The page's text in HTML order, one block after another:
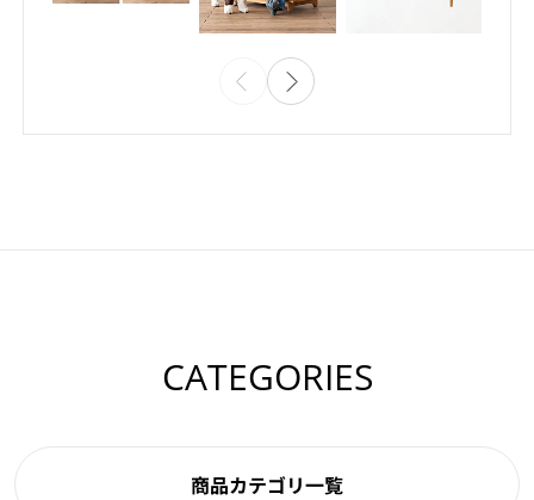
CATEGORIES
商品カテゴリ一覧